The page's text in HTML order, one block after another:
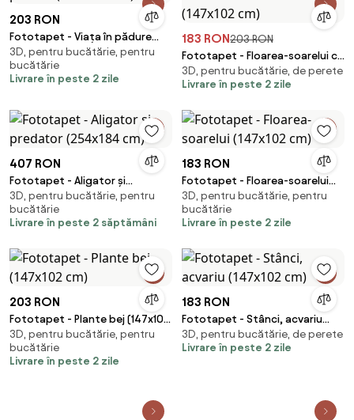
203 RON
Fototapet - Viața în pădure
(147x102 cm)
3D, pentru bucătărie, pentru
bucătărie
Livrare în peste 2 zile
183 RON203 RON
Fototapet - Floarea-soarelui cu
texturi (147x102 cm)
3D, pentru bucătărie, de perete
Livrare în peste 2 zile
407 RON
Fototapet - Aligator și
predator (254x184 cm)
3D, pentru bucătărie, pentru
bucătărie
Livrare în peste 2 săptămâni
183 RON
Fototapet - Floarea-soarelui
(147x102 cm)
3D, pentru bucătărie, pentru
bucătărie
Livrare în peste 2 zile
203 RON
Fototapet - Plante bej (147x102
cm)
3D, pentru bucătărie, pentru
bucătărie
Livrare în peste 2 zile
183 RON
Fototapet - Stânci, acvariu
(147x102 cm)
3D, pentru bucătărie, de perete
Livrare în peste 2 zile